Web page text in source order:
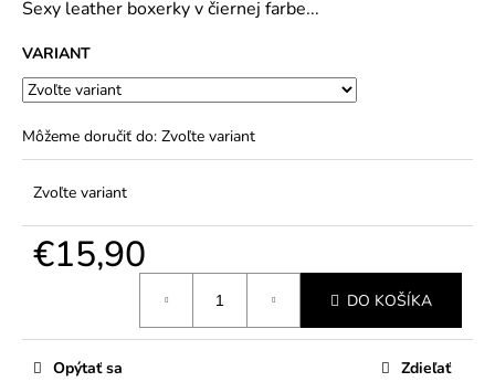
5
Sexy leather boxerky v čiernej farbe...
VARIANT
Môžeme doručiť do: Zvoľte variant
Zvoľte variant
€15,90
DO KOŠÍKA
Opýtať sa Zdieľať
m
e